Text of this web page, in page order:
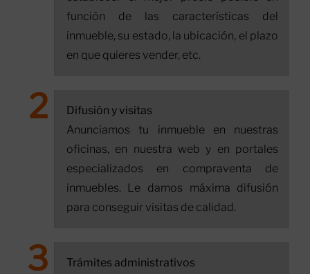
función de las características del
inmueble, su estado, la ubicación, el plazo
en que quieres vender, etc.
Difusión y visitas
Anunciamos tu inmueble en nuestras
oficinas, en nuestra web y en portales
especializados en compraventa de
inmuebles. Le damos máxima difusión
para conseguir visitas de calidad.
Trámites administrativos